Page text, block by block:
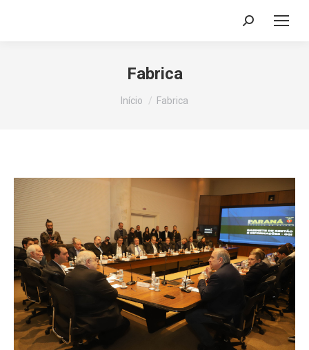
Search:
Fabrica
Você está aqui:
Início Fabrica